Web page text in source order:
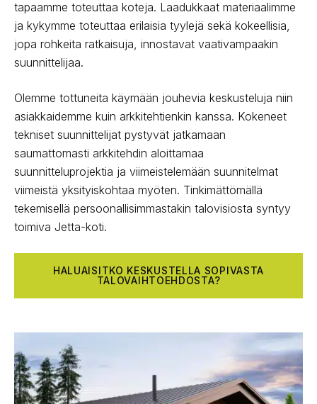
tapaamme toteuttaa koteja. Laadukkaat materiaalimme
ja kykymme toteuttaa erilaisia tyylejä sekä kokeellisia,
jopa rohkeita ratkaisuja, innostavat vaativampaakin
suunnittelijaa.
Olemme tottuneita käymään jouhevia keskusteluja niin
asiakkaidemme kuin arkkitehtienkin kanssa. Kokeneet
tekniset suunnittelijat pystyvät jatkamaan
saumattomasti arkkitehdin aloittamaa
suunnitteluprojektia ja viimeistelemään suunnitelmat
viimeistä yksityiskohtaa myöten. Tinkimättömällä
tekemisellä persoonallisimmastakin talovisiosta syntyy
toimiva Jetta-koti.
HALUAISITKO KESKUSTELLA SOPIVASTA
TALOVAIHTOEHDOSTA?